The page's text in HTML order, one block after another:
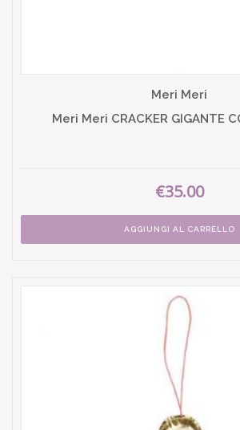
Meri Meri
Meri Meri CRACKER GIGANTE
€35.00
AGGIUNGI AL CARRELLO